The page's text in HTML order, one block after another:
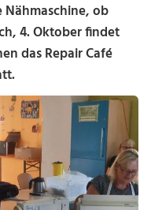
Nähmaschine, ob
4. Oktober findet
das Repair Café